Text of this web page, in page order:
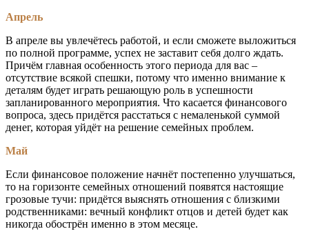
Апрель
В апреле вы увлечётесь работой, и если сможете выложиться
по полной программе, успех не заставит себя долго ждать.
Причём главная особенность этого периода для вас –
отсутствие всякой спешки, потому что именно внимание к
деталям будет играть решающую роль в успешности
запланированного мероприятия. Что касается финансового
вопроса, здесь придётся расстаться с немаленькой суммой
денег, которая уйдёт на решение семейных проблем.
Май
Если финансовое положение начнёт постепенно улучшаться,
то на горизонте семейных отношений появятся настоящие
грозовые тучи: придётся выяснять отношения с близкими
родственниками: вечный конфликт отцов и детей будет как
никогда обострён именно в этом месяце.